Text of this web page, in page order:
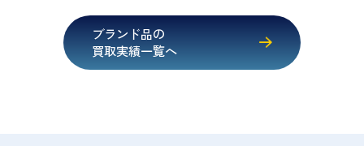
ブランド品の
買取実績一覧へ